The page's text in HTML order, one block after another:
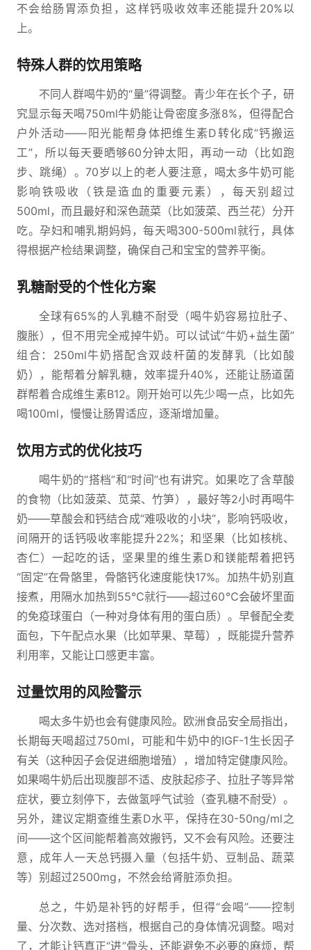
不会给肠胃添负担，这样钙吸收效率还能提升20%以
上。
特殊人群的饮用策略
不同人群喝牛奶的“量”得调整。青少年在长个子，研
究显示每天喝750ml牛奶能让骨密度多涨8%，但得配合
户外活动——阳光能帮身体把维生素D转化成“钙搬运
工”，所以每天要晒够60分钟太阳，再动一动（比如跑
步、跳绳）。70岁以上的老人要注意，喝太多牛奶可能
影响铁吸收（铁是造血的重要元素），每天别超过
500ml，而且最好和深色蔬菜（比如菠菜、西兰花）分开
吃。孕妇和哺乳期妈妈，每天喝300-500ml就行，具体
得根据产检结果调整，确保自己和宝宝的营养平衡。
乳糖耐受的个性化方案
全球有65%的人乳糖不耐受（喝牛奶容易拉肚子、
腹胀），但不用完全戒掉牛奶。可以试试“牛奶+益生菌”
组合：250ml牛奶搭配含双歧杆菌的发酵乳（比如酸
奶），能帮着分解乳糖，效率提升40%，还能让肠道菌
群帮着合成维生素B12。刚开始可以先少喝一点，比如先
喝100ml，慢慢让肠胃适应，逐渐增加量。
饮用方式的优化技巧
喝牛奶的“搭档”和“时间”也有讲究。如果吃了含草酸
的食物（比如菠菜、苋菜、竹笋），最好等2小时再喝牛
奶——草酸会和钙结合成“难吸收的小块”，影响钙吸收，
间隔开的话钙吸收率能提升22%；和坚果（比如核桃、
杏仁）一起吃的话，坚果里的维生素D和镁能帮着把钙
“固定”在骨骼里，骨骼钙化速度能快17%。加热牛奶别直
接煮，用隔水加热到55℃就行——超过60℃会破坏里面
的免疫球蛋白（一种对身体有用的蛋白质）。早餐配全麦
面包，下午配点水果（比如苹果、草莓），既能提升营养
利用率，又能让口感更丰富。
过量饮用的风险警示
喝太多牛奶也会有健康风险。欧洲食品安全局指出，
长期每天喝超过750ml，可能和牛奶中的IGF-1生长因子
有关（这种因子会促进细胞增殖），增加特定健康风险。
如果喝牛奶后出现腹部不适、皮肤起疹子、拉肚子等异常
症状，要立刻停下，去做氢呼气试验（查乳糖不耐受）。
另外，建议定期查维生素D水平，保持在30-50ng/ml之
间——这个区间能帮着高效搬钙，又不会有风险。还要注
意，成年人一天总钙摄入量（包括牛奶、豆制品、蔬菜
等）别超过2500mg，不然会给肾脏添负担。
总之，牛奶是补钙的好帮手，但得“会喝”——控制
量、分次数、选对搭档，根据自己的身体情况调整。喝对
了，才能让钙真正“进”骨头，还能避免不必要的麻烦，帮